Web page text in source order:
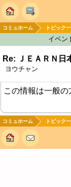
コミュホーム トピック
イベン
Re: ＪＥＡＲＮ日
ヨウチャン
この情報は一般
コミュホーム トピック